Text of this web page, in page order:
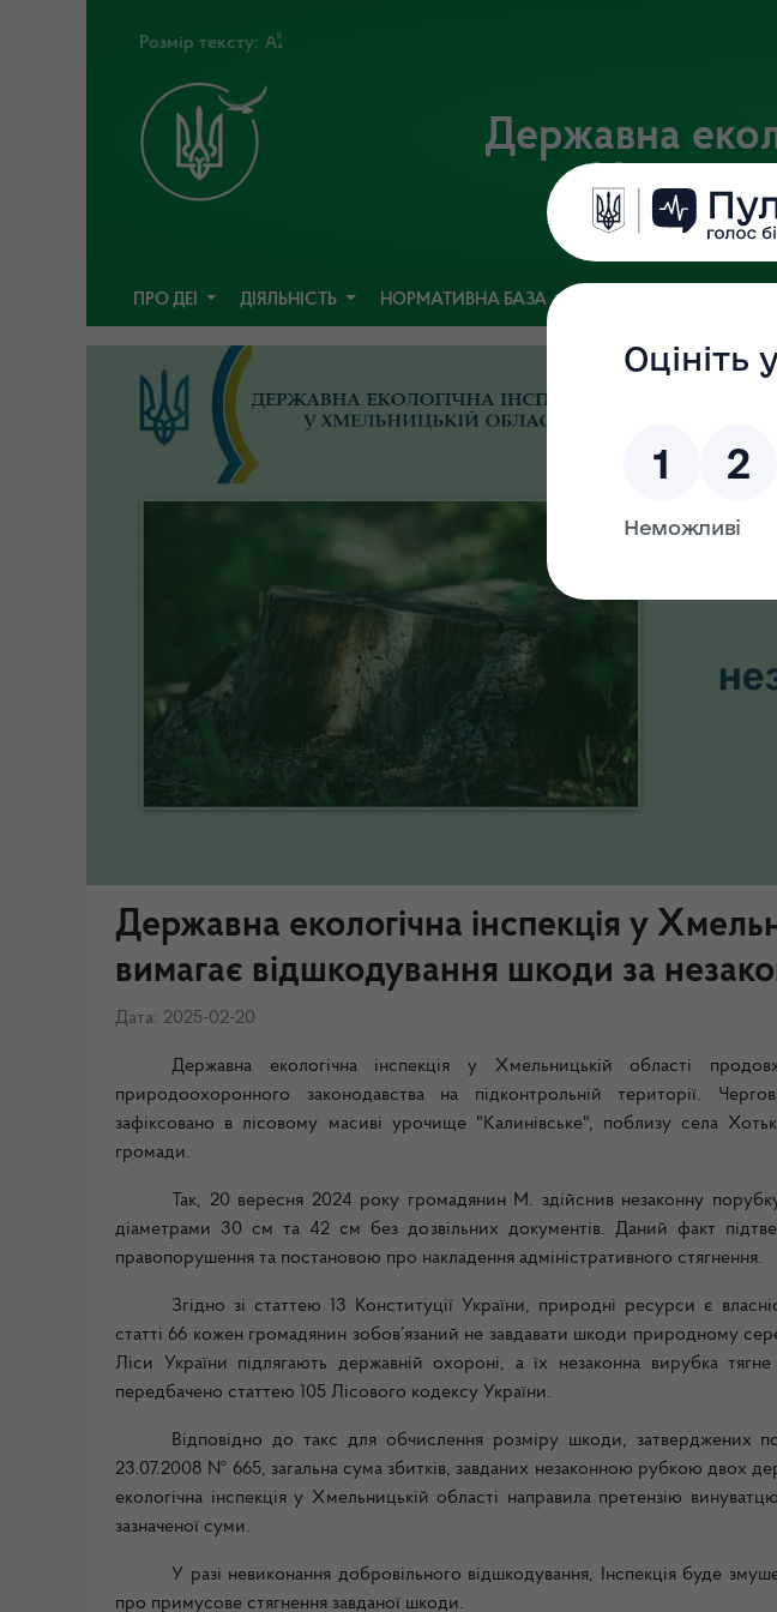
Розмір тексту:
Державна
ПРО ДЕІ ДІЯЛЬНІСТЬ НОРМАТИВНА БАЗА
Державна екологічна інспекція у
вимагає відшкодування шкоди за
Дата: 2025-02-20
Державна екологічна інспекція у Хмельницькій області
природоохоронного законодавства на підконтрольній території.
зафіксовано в лісовому масиві урочище "Калинівське", поблизу села
громади.
Так, 20 вересня 2024 року громадянин М. здійснив незаконну
діаметрами 30 см та 42 см без дозвільних документів. Даний факт
правопорушення та постановою про накладення адміністративного стягнення.
Згідно зі статтею 13 Конституції України, природні ресурси є
статті 66 кожен громадянин зобов’язаний не завдавати шкоди природному
Ліси України підлягають державній охороні, а їх незаконна вирубка
передбачено статтею 105 Лісового кодексу України.
Відповідно до такс для обчислення розміру шкоди, затверджених
23.07.2008 № 665, загальна сума збитків, завданих незаконною рубкою двох
екологічна інспекція у Хмельницькій області направила претензію
зазначеної суми.
У разі невиконання добровільного відшкодування, Інспекція буде
про примусове стягнення завданої шкоди.